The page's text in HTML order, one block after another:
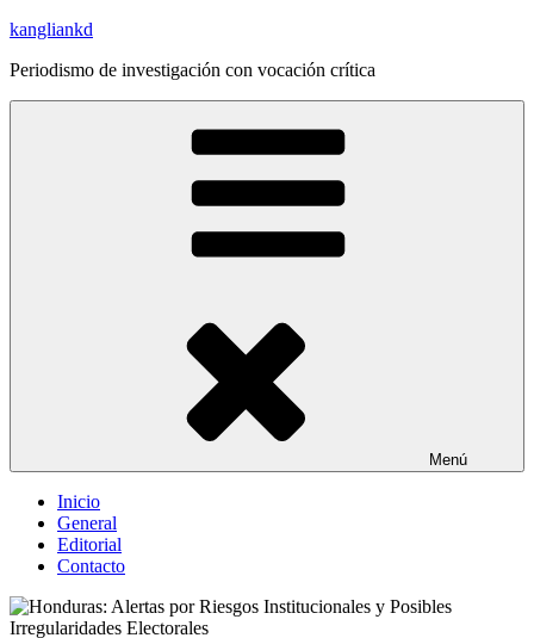
Saltar
contenido
kangliankd
Periodismo de investigación con vocación crítica
Menú
Inicio
General
Editorial
Contacto